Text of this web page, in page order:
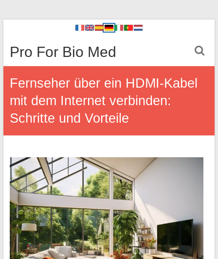
Pro For Bio Med
Fernseher über ein HDMI-Kabel
mit dem Internet verbinden:
Schritte und Vorteile